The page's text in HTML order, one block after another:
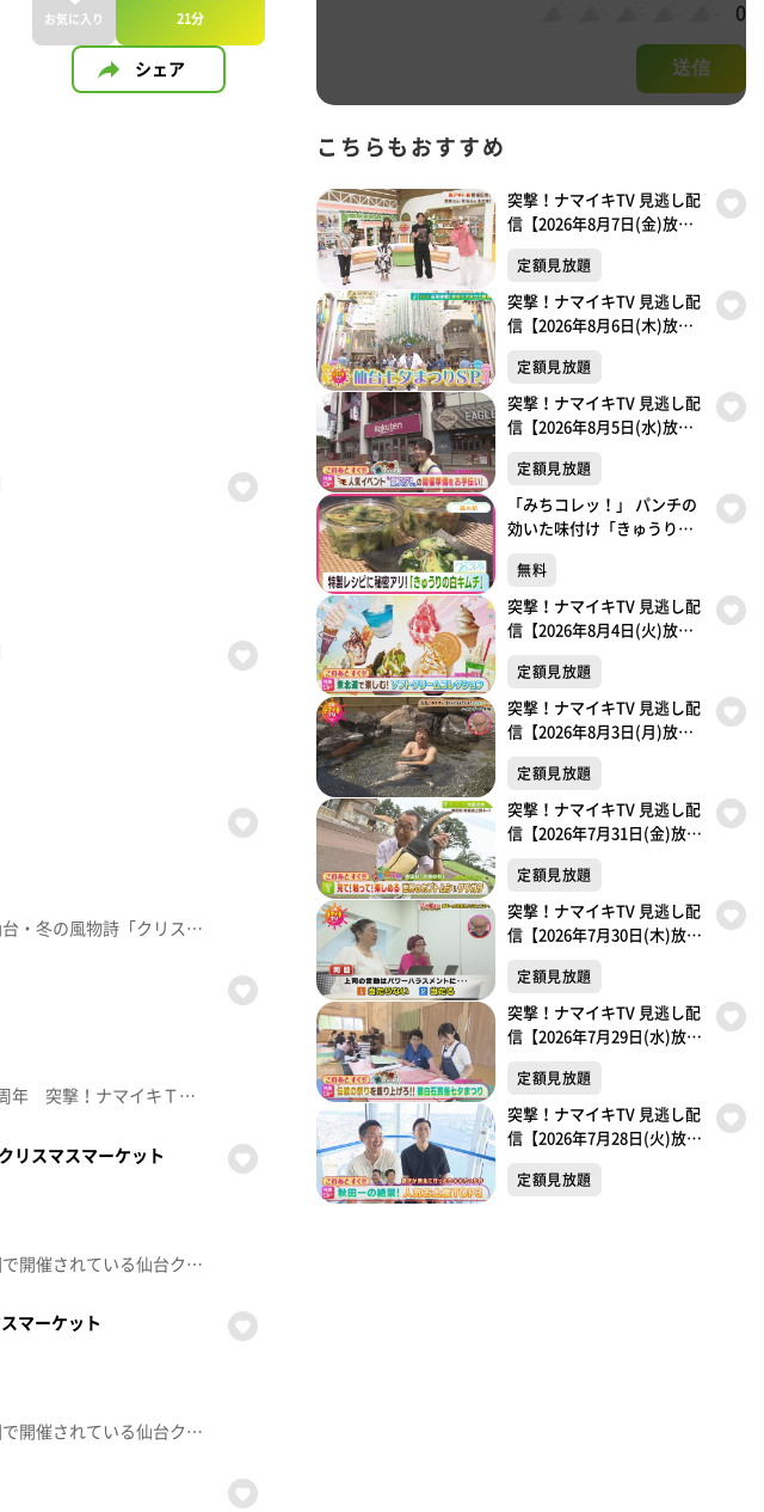
お気に入り 21分
シェア
この動画は2025年12月10日(水)に放送されたものです。【番組概要】仙台・冬の風物詩「クリスマスマーケット」。過去最大規模にパワーアップした「ヒュッテ」４０店舗の魅力はじめ”クリマ”の見どころを余すことなくお届けするほか、ページェントの楽しみ方、復活したスケートリンクから中継など仙台のクリスマスを楽しみつくすスペシャルな１時間！【出演者】メインゲスト：渡邊圭祐（仙台市出身・俳優）リポーター：吉瀬真珠・北美梨寧（いぎなり東北産）ドラマ「聖恋」ゲスト：佐藤元揮 菅原茉椰 しまもMC：内田有香（ｋｈｂアナウンサー）井口亜美（ｋｈｂアナウンサー）リポーター：小室翔太（ｋｈｂアナウンサー）
この動画は2025年12月5日(金)に放送されたものです。【ｋｈｂ開局50周年 突撃！ナマイキＴＶ～仙台クリスマスマーケット2025開幕直前ＳＰ～】スペシャルゲストとともにクリスマスグルメや限定グッズ・シンボルツリーなど今年の見どころを紹介します。【ヒュッテグルメ】Fleisch Drisden…牛しゃぶシチュー 1400円醍醐味…シュバイネシュニツェル（豚肉のカツレツ）1000円ROUTE298 by Kato Meat Shop…クリスマスチキン 1000円Lil Dream Kitchen…ステーキ＆マカロニチーズ（バケット付き）1800円nurikabe café pokke 渋谷…”塩パン”たい焼き with サンタ～あんバター～650円abill（アビル）…オニオングラタンスープ 1000円【クリマ×topoぐるめ】■トンガリアーノ ドゥーエ【住所】青葉区本町2丁目8-1【営業時間】16:00～【電話番号】022-397-6801【「やっぺぇイルミネーション」5日から25日まで】仙台クリスマスマーケットに合わせNHK仙台放送局が特別なイルミネーションを設置【プレゼント】仙台クリスマスマーケット2025詰合せ（1万円相当）…3名さま※12月5日午後4時まで※紹介した催事等は終了している場合があります。※紹介した商品等は取り扱いが終了している場合があります。
リスマスマーケット
※この動画は12月20日に放送されたものです。仙台市青葉区の錦町公園で開催されている仙台クリスマスマーケットは、多くの人でにぎわっています。ゲストの東北ゴールデンエンジェルス OUKAさんNANAさん球団マスコットのスイッチとヒュッテを巡り、グルメ＆雑貨をご紹介します。
マーケット
※この動画は12月20日に放送されたものです。仙台市青葉区の錦町公園で開催されている仙台クリスマスマーケットは、多くの人でにぎわっています。点灯式にはゲストに東北ゴールデンエンジェルス OUKAさん・NANAさん球団マスコットのスイッチが参加フォトグラファー6151(ロクイチゴイチ)さんがツリー前でのオススメの撮り方をレクチャー
0
送信
こちらもおすすめ
突撃！ナマイキTV 見逃し配
信【2026年8月7日(金)放送
定額見放題
突撃！ナマイキTV 見逃し配
信【2026年8月6日(木)放送
定額見放題
突撃！ナマイキTV 見逃し配
信【2026年8月5日(水)放送
定額見放題
「みちコレッ！」 パンチの
効いた味付け「きゅうりの
駅】
無料
突撃！ナマイキTV 見逃し配
信【2026年8月4日(火)放送
定額見放題
突撃！ナマイキTV 見逃し配
信【2026年8月3日(月)放送
定額見放題
突撃！ナマイキTV 見逃し配
信【2026年7月31日(金)放送
定額見放題
突撃！ナマイキTV 見逃し配
信【2026年7月30日(木)放送
定額見放題
突撃！ナマイキTV 見逃し配
信【2026年7月29日(水)放送
定額見放題
突撃！ナマイキTV 見逃し配
信【2026年7月28日(火)放送
定額見放題